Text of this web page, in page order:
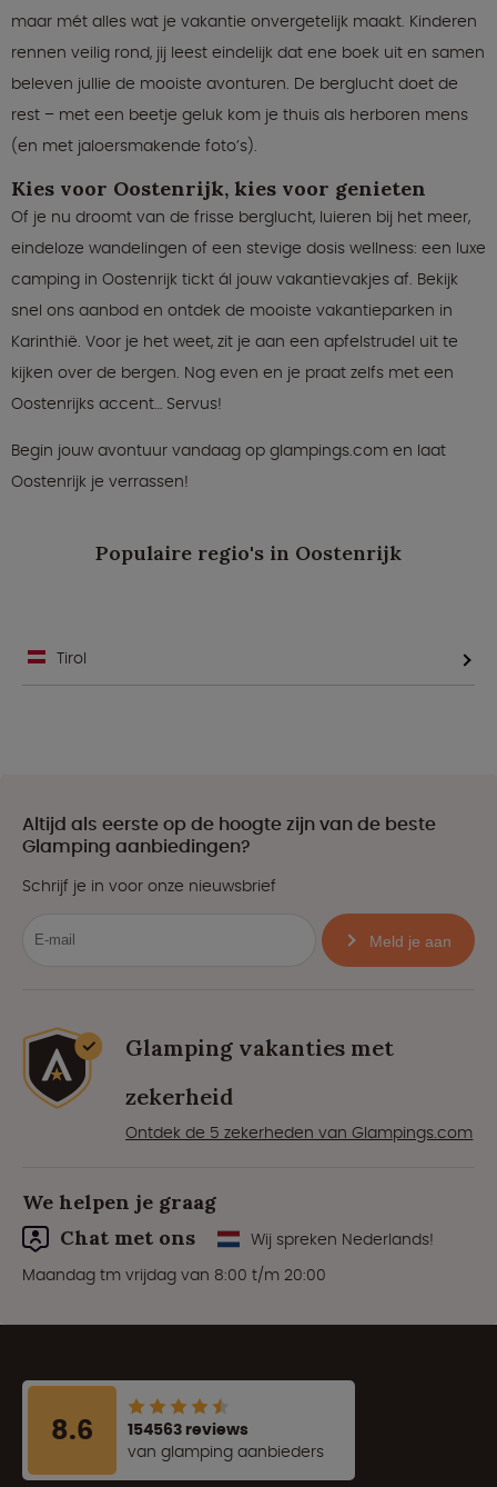
maar mét alles wat je vakantie onvergetelijk maakt. Kinderen
rennen veilig rond, jij leest eindelijk dat ene boek uit en samen
beleven jullie de mooiste avonturen. De berglucht doet de
rest – met een beetje geluk kom je thuis als herboren mens
(en met jaloersmakende foto’s).
Kies voor Oostenrijk, kies voor genieten
Of je nu droomt van de frisse berglucht, luieren bij het meer,
eindeloze wandelingen of een stevige dosis wellness: een luxe
camping in Oostenrijk tickt ál jouw vakantievakjes af. Bekijk
snel ons aanbod en ontdek de mooiste vakantieparken in
Karinthië. Voor je het weet, zit je aan een apfelstrudel uit te
kijken over de bergen. Nog even en je praat zelfs met een
Oostenrijks accent… Servus!
Begin jouw avontuur vandaag op glampings.com en laat
Oostenrijk je verrassen!
Populaire regio's in Oostenrijk
Tirol
Altijd als eerste op de hoogte zijn van de beste
Glamping aanbiedingen?
Schrijf je in voor onze nieuwsbrief
Meld je aan
Glamping vakanties met
zekerheid
Ontdek de 5 zekerheden van Glampings.com
We helpen je graag
Chat met ons
Wij spreken Nederlands!
Maandag tm vrijdag van 8:00 t/m 20:00
8.6
154563 reviews
van glamping aanbieders